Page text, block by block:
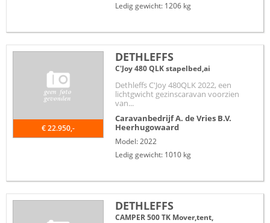
Ledig gewicht: 1206 kg
€ 22.950,-
DETHLEFFS
C'Joy 480 QLK stapelbed,ai
Dethleffs C'Joy 480QLK 2022, een
lichtgwicht gezinscaravan voorzien
van...
Caravanbedrijf A. de Vries B.V.
Heerhugowaard
Model: 2022
Ledig gewicht: 1010 kg
DETHLEFFS
CAMPER 500 TK Mover,tent,